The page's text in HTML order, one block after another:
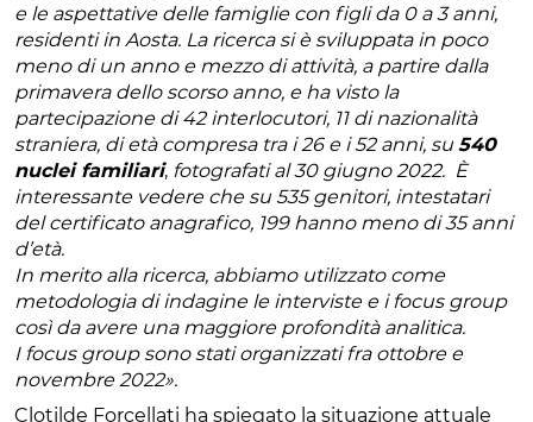
e le aspettative delle famiglie con figli da 0 a 3 anni,
residenti in Aosta. La ricerca si è sviluppata in poco
meno di un anno e mezzo di attività, a partire dalla
primavera dello scorso anno, e ha visto la
partecipazione di 42 interlocutori, 11 di nazionalità
straniera, di età compresa tra i 26 e i 52 anni, su540
nuclei familiari, fotografati al 30 giugno 2022. È
interessante vedere che su 535 genitori, intestatari
del certificato anagrafico, 199 hanno meno di 35 anni
d’età.
In merito alla ricerca, abbiamo utilizzato come
metodologia di indagine le interviste e i focus group
così da avere una maggiore profondità analitica.
I focus group sono stati organizzati fra ottobre e
novembre 2022».
Clotilde Forcellati ha spiegato la situazione attuale